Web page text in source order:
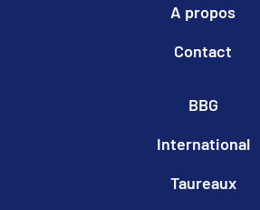
A propos
Contact
BBG
International
Taureaux